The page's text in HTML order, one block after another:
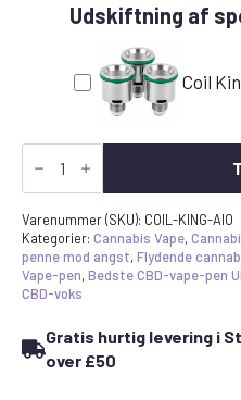
Udskiftning af
Coil
Coil
King
CBD
Wax
Crumble
Dab
Pen
Varenummer (SKU): COIL-KING-AIO
Kategorier: Cannabis Vape,
penne mod angst,Flydende
Vape-pen,Bedste CBD-vape-pen
CBD-voks
Gratis hurtig levering i
over £50